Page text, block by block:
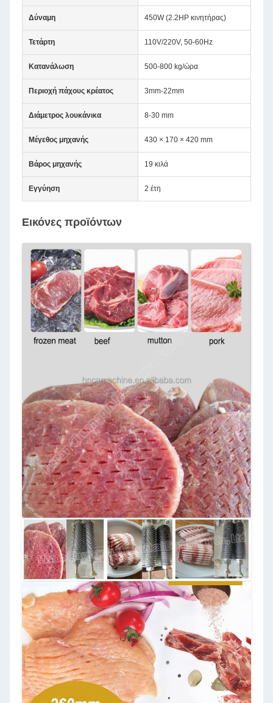
Δύναμη 450W (2.2HP κινητήρας)
Τετάρτη 110V/220V, 50-60Hz
Κατανάλωση 500-800 kg/ώρα
Περιοχή πάχους κρέατος 3mm-22mm
Διάμετρος λουκάνικα 8-30 mm
Μέγεθος μηχανής 430 × 170 × 420 mm
Βάρος μηχανής 19 κιλά
Εγγύηση 2 έτη
Εικόνες προϊόντων